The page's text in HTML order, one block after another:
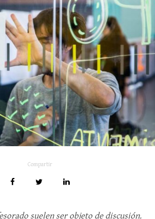
Compartir
suelen ser objeto de discusión.